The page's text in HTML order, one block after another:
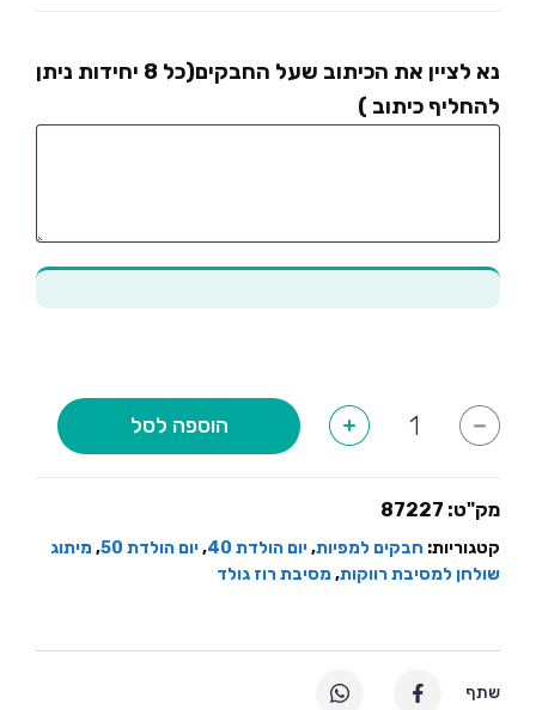
נא לציין את הכיתוב שעל החבקים(כל 8 יחידות ניתן
להחליף כיתוב )
-
של
גולד-6
+ הוספה לסל
מק"ט: 87227
קטגוריות: חבקים למפיות,יום הולדת 40 ,יום הולדת 50 ,מיתוג
שולחן למסיבת רווקות,מסיבת רוז גולד
שתף